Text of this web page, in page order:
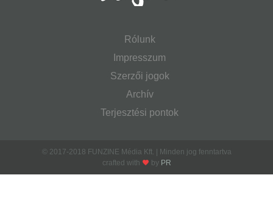
Rólunk
Impresszum
Szerzői jogok
Archív
Terjesztési pontok
© 2017-2018 FUNZINE Média Kft. | Minden jog fenntartva
crafted with
by PR